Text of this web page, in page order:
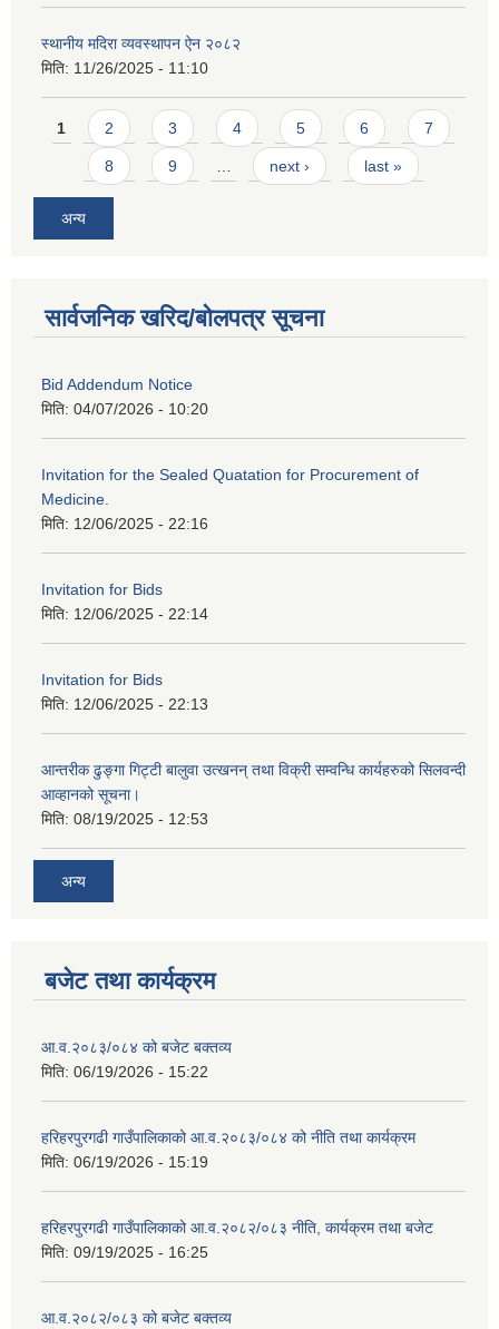
स्थानीय मदिरा व्यवस्थापन ऐन २०८२
मिति: 11/26/2025 - 11:10
Pages
1 2 3 4 5 6 7
8 9 … next › last »
अन्य
सार्वजनिक खरिद/बोलपत्र सूचना
Bid Addendum Notice
मिति: 04/07/2026 - 10:20
Invitation for the Sealed Quatation for Procurement of
Medicine.
मिति: 12/06/2025 - 22:16
Invitation for Bids
मिति: 12/06/2025 - 22:14
Invitation for Bids
मिति: 12/06/2025 - 22:13
आन्तरीक ढुङ्गा गिट्टी बालुवा उत्खनन् तथा विक्री सम्वन्धि कार्यहरुको सिलवन्दी
आव्हानको सूचना।
मिति: 08/19/2025 - 12:53
अन्य
बजेट तथा कार्यक्रम
आ.व.२०८३/०८४ को बजेट बक्तव्य
मिति: 06/19/2026 - 15:22
हरिहरपुरगढी गाउँपालिकाको आ.व.२०८३/०८४ को नीति तथा कार्यक्रम
मिति: 06/19/2026 - 15:19
हरिहरपुरगढी गाउँपालिकाको आ.व.२०८२/०८३ नीति, कार्यक्रम तथा बजेट
मिति: 09/19/2025 - 16:25
आ.व.२०८२/०८३ को बजेट बक्तव्य